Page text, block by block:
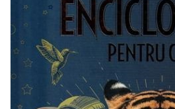
Creioane colorate
Creioane cerate
Carioci
Radiere
Ascutițori
Corectoare și lipici